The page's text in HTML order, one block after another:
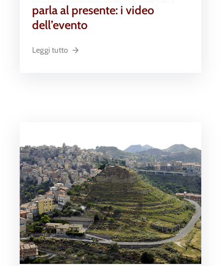
parla al presente: i video
dell’evento
Leggi tutto